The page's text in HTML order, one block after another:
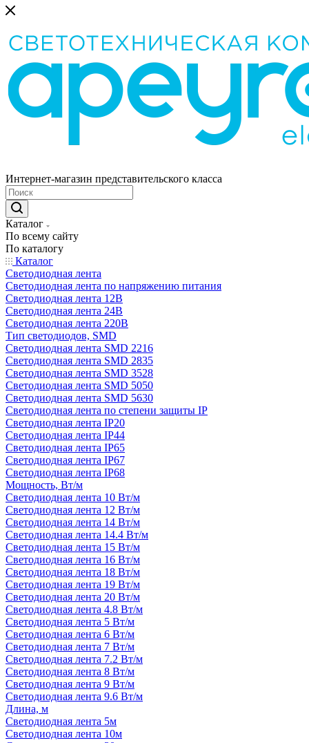
Интернет-магазин представительского класса
Каталог
По всему сайту
По каталогу
Каталог
Светодиодная лента
Светодиодная лента по напряжению питания
Светодиодная лента 12В
Светодиодная лента 24В
Светодиодная лента 220В
Тип светодиодов, SMD
Cветодиодная лента SMD 2216
Светодиодная лента SMD 2835
Светодиодная лента SMD 3528
Светодиодная лента SMD 5050
Светодиодная лента SMD 5630
Светодиодная лента по степени защиты IP
Светодиодная лента IP20
Светодиодная лента IP44
Светодиодная лента IP65
Светодиодная лента IP67
Светодиодная лента IP68
Мощность, Вт/м
Светодиодная лента 10 Вт/м
Светодиодная лента 12 Вт/м
Светодиодная лента 14 Вт/м
Светодиодная лента 14.4 Вт/м
Светодиодная лента 15 Вт/м
Светодиодная лента 16 Вт/м
Светодиодная лента 18 Вт/м
Светодиодная лента 19 Вт/м
Светодиодная лента 20 Вт/м
Светодиодная лента 4.8 Вт/м
Светодиодная лента 5 Вт/м
Светодиодная лента 6 Вт/м
Светодиодная лента 7 Вт/м
Светодиодная лента 7.2 Вт/м
Светодиодная лента 8 Вт/м
Светодиодная лента 9 Вт/м
Светодиодная лента 9.6 Вт/м
Длина, м
Светодиодная лента 5м
Светодиодная лента 10м